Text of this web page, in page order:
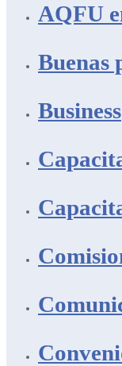
AQFU
Buenas
Business